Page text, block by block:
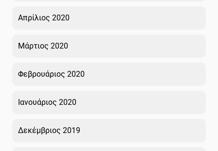
Απρίλιος 2020
Μάρτιος 2020
Φεβρουάριος 2020
Ιανουάριος 2020
Δεκέμβριος 2019